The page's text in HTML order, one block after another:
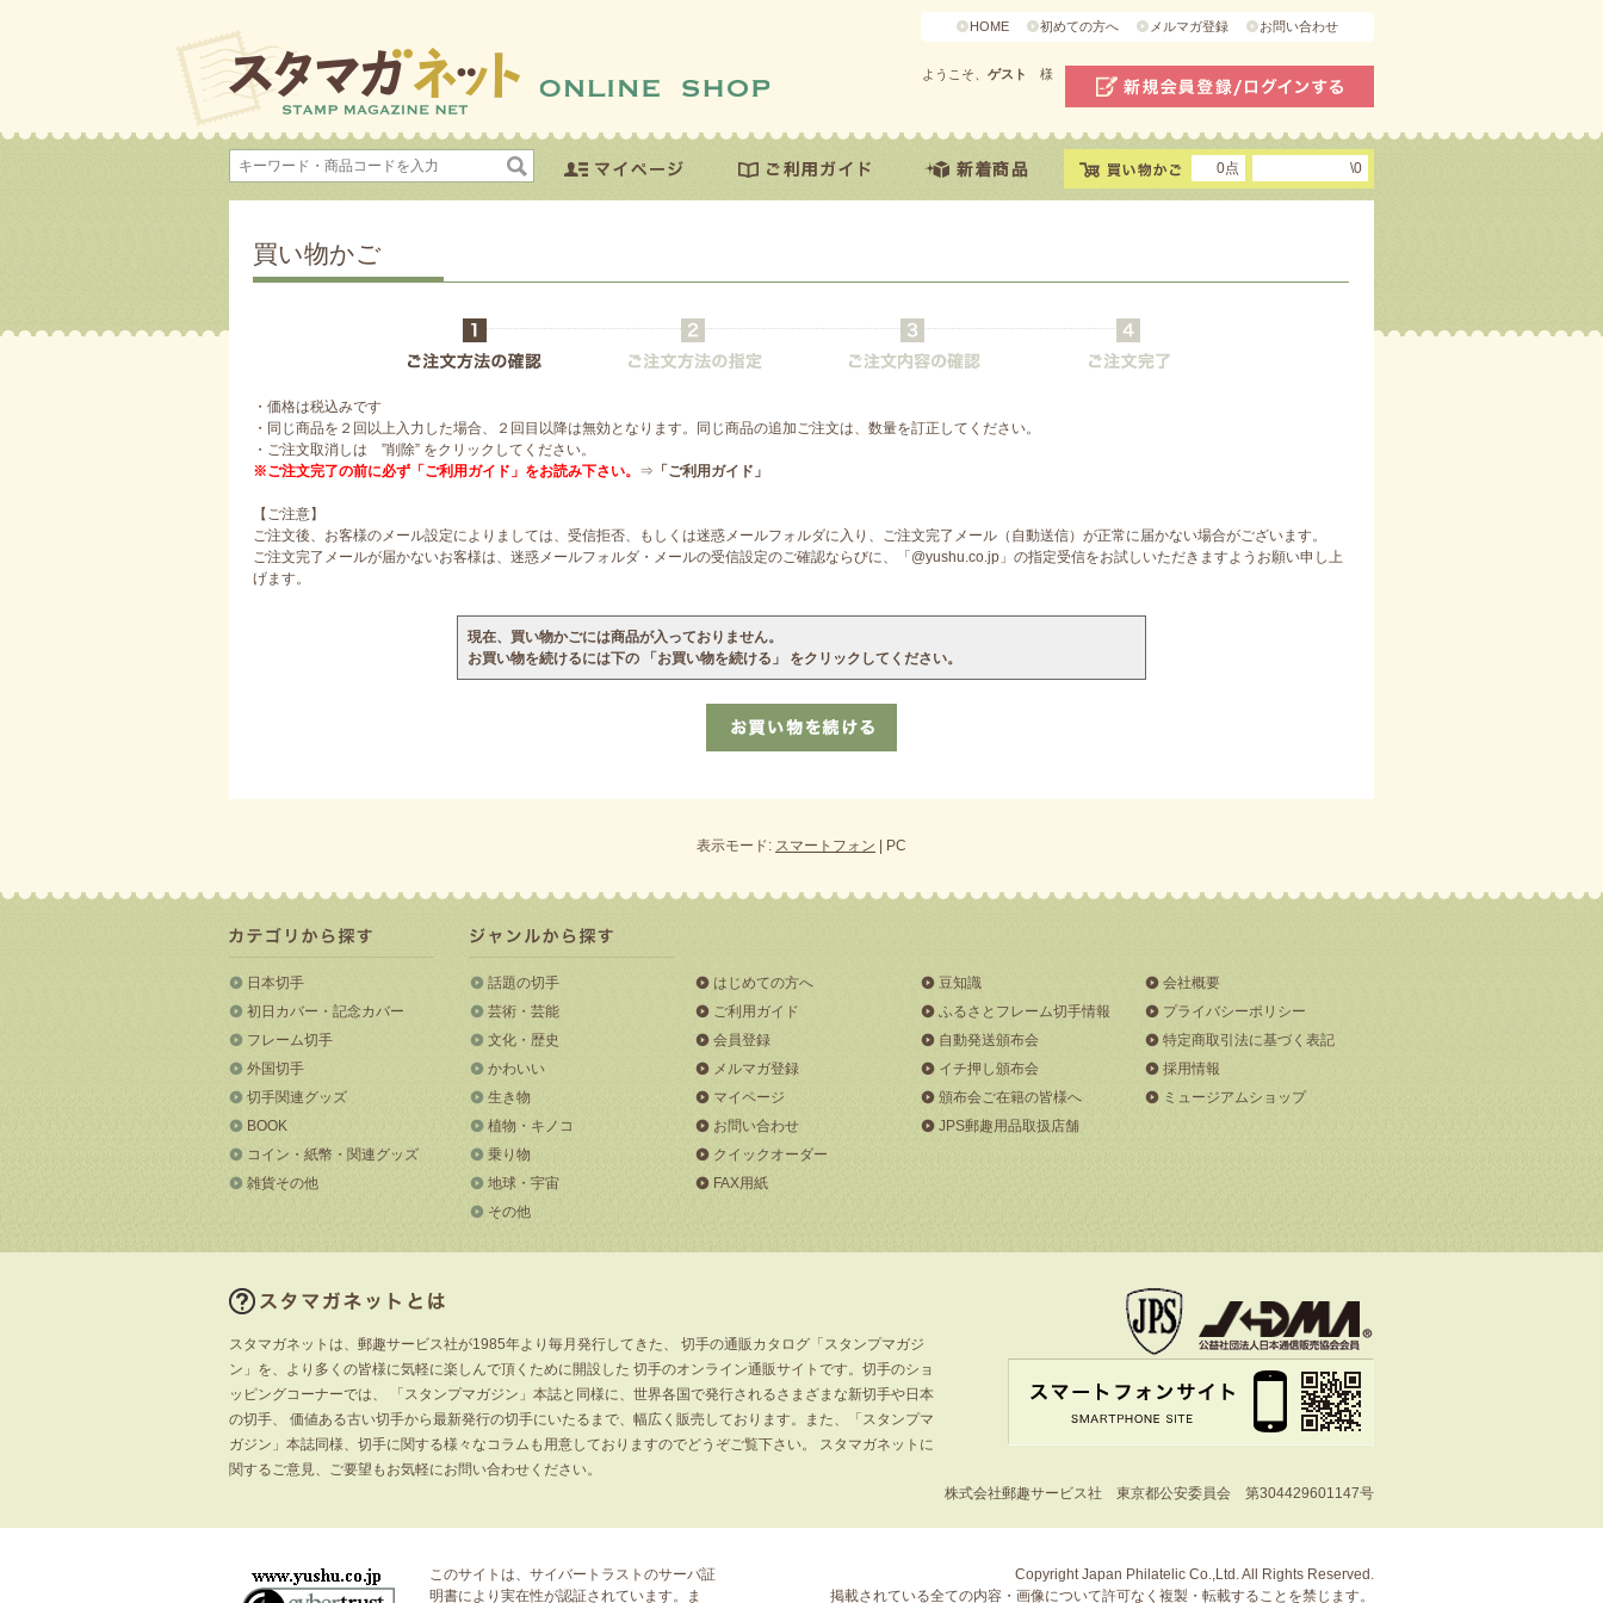
HOME 初めての方へ メルマガ登録 お問い合わせ
ようこそ、 ゲスト 様
0点 \0
買い物かご
・価格は税込みです
・同じ商品を２回以上入力した場合、２回目以降は無効となります。同じ商品の追加ご注文は、数量を訂正してください。
・ご注文取消しは ”削除” をクリックしてください。
※ご注文完了の前に必ず「ご利用ガイド」をお読み下さい。 ⇒ 「ご利用ガイド」
【ご注意】
ご注文後、お客様のメール設定によりましては、受信拒否、もしくは迷惑メールフォルダに入り、ご注文完了メール（自動送信）が正常に届かない場合がございます。
ご注文完了メールが届かないお客様は、迷惑メールフォルダ・メールの受信設定のご確認ならびに、「@yushu.co.jp」の指定受信をお試しいただきますようお願い申し上
げます。
現在、買い物かごには商品が入っておりません。
お買い物を続けるには下の 「お買い物を続ける」 をクリックしてください。
表示モード: スマートフォン | PC
日本切手
初日カバー・記念カバー
フレーム切手
外国切手
切手関連グッズ
BOOK
コイン・紙幣・関連グッズ
雑貨その他
話題の切手
芸術・芸能
文化・歴史
かわいい
生き物
植物・キノコ
乗り物
地球・宇宙
その他
はじめての方へ
ご利用ガイド
会員登録
メルマガ登録
マイページ
お問い合わせ
クイックオーダー
FAX用紙
豆知識
ふるさとフレーム切手情報
自動発送頒布会
イチ押し頒布会
頒布会ご在籍の皆様へ
JPS郵趣用品取扱店舗
会社概要
プライバシーポリシー
特定商取引法に基づく表記
採用情報
ミュージアムショップ
スタマガネットは、郵趣サービス社が1985年より毎月発行してきた、 切手の通販カタログ「スタンプマガジ
ン」を、より多くの皆様に気軽に楽しんで頂くために開設した 切手のオンライン通販サイトです。切手のショ
ッピングコーナーでは、 「スタンプマガジン」本誌と同様に、世界各国で発行されるさまざまな新切手や日本
の切手、 価値ある古い切手から最新発行の切手にいたるまで、幅広く販売しております。また、「スタンプマ
ガジン」本誌同様、切手に関する様々なコラムも用意しておりますのでどうぞご覧下さい。 スタマガネットに
関するご意見、ご要望もお気軽にお問い合わせください。
株式会社郵趣サービス社 東京都公安委員会 第304429601147号
このサイトは、サイバートラストのサーバ証
明書により実在性が認証されています。ま
Copyright Japan Philatelic Co.,Ltd. All Rights Reserved.
掲載されている全ての内容・画像について許可なく複製・転載することを禁じます。